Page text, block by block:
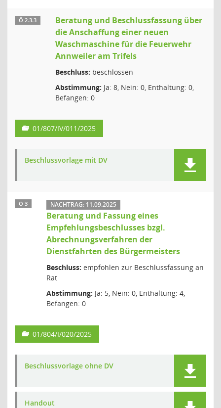
Ö 2.3.3
Beratung und Beschlussfassung über
die Anschaffung einer neuen
Waschmaschine für die Feuerwehr
Annweiler am Trifels
Beschluss: beschlossen
Abstimmung: Ja: 8, Nein: 0, Enthaltung: 0,
Befangen: 0
01/807/IV/011/2025
Beschlussvorlage mit DV
Ö 3 NACHTRAG: 11.09.2025
Beratung und Fassung eines
Empfehlungsbeschlusses bzgl.
Abrechnungsverfahren der
Dienstfahrten des Bürgermeisters
Beschluss: empfohlen zur Beschlussfassung an
Rat
Abstimmung: Ja: 5, Nein: 0, Enthaltung: 4,
Befangen: 0
01/804/I/020/2025
Beschlussvorlage ohne DV
Handout